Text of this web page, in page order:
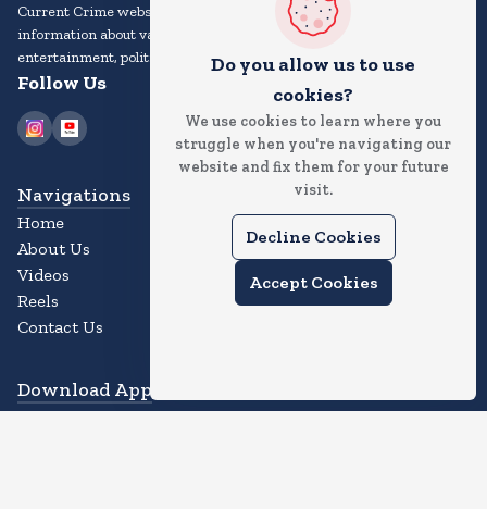
Do you allow us to use
cookies?
We use cookies to learn where you
struggle when you're navigating our
website and fix them for your future
visit.
Decline Cookies
Accept Cookies
Current Crime website is an online platform that provides news and
information about various topics, including current events,
entertainment, politics, sports, technology, and more.
Follow Us
Navigations
Home
About Us
Videos
Reels
Contact Us
Download App
Experience the Magic of the News App